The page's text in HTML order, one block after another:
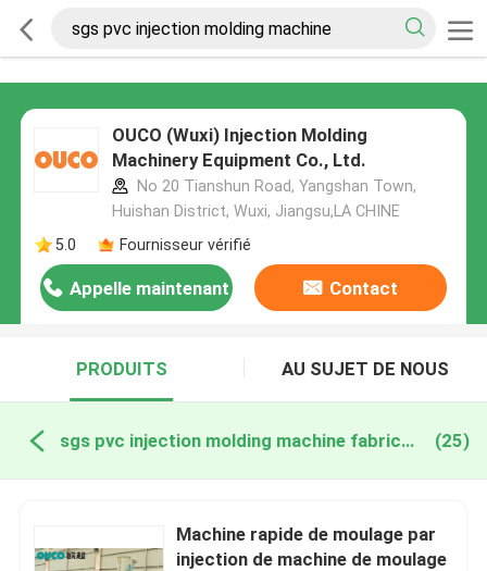
OUCO (Wuxi) Injection Molding
Machinery Equipment Co., Ltd.
No 20 Tianshun Road, Yangshan Town,
Huishan District, Wuxi, Jiangsu,LA CHINE
5.0
Fournisseur vérifié
Appelle maintenant Contact
PRODUITS AU SUJET DE NOUS
sgs pvc injection molding machine fabrication en ligne (25)
Machine rapide de moulage par
injection de machine de moulage